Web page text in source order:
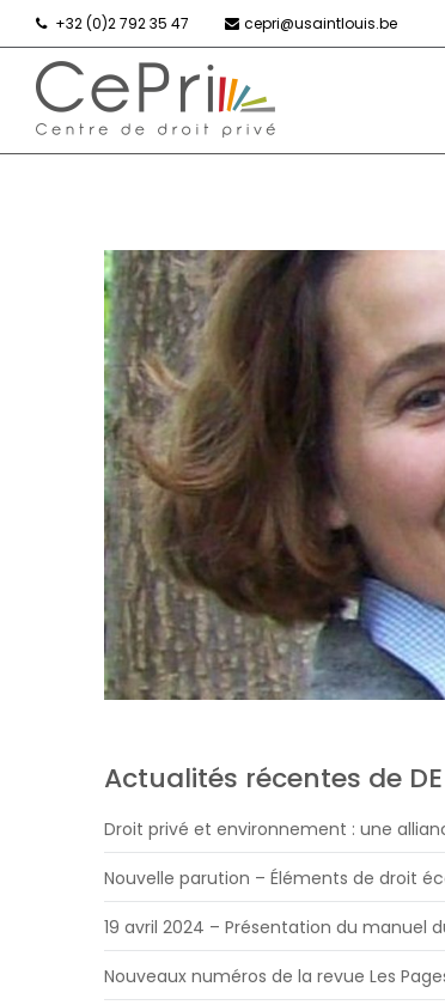
+32 (0)2 792 35 47 cepri@usaintlouis.be
Actualités récentes de DE
Droit privé et environnement : une
Nouvelle parution – Éléments de droit
19 avril 2024 – Présentation du manuel
Nouveaux numéros de la revue Les